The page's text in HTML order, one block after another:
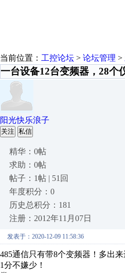
当前位置： 工控论坛 > 论坛管理 >
一台设备12台变频器，28个
阳光快乐浪子
关注 私信
精华：0帖
求助：0帖
帖子：1帖 | 51回
年度积分：0
历史总积分：181
注册：2012年11月07日
发表于：2020-12-09 11:58:36
485通信只有带8个变频器！多出
1分不嫌少！